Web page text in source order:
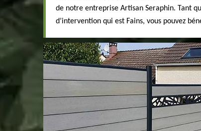
de notre entreprise Artisan Seraphin. Tant
d’intervention qui est Fains, vous pouvez